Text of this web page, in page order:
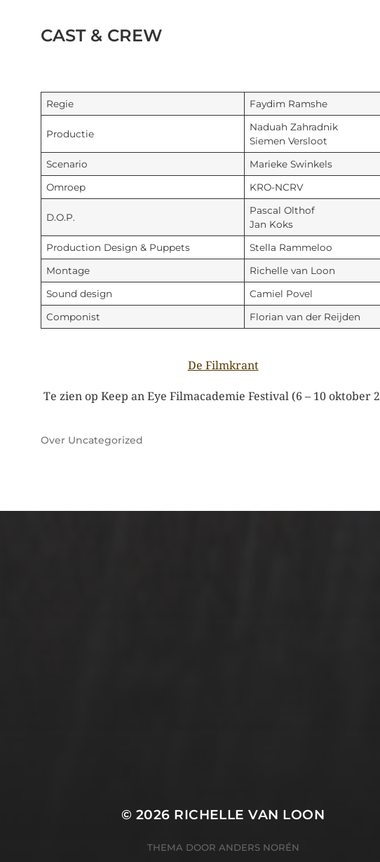
CAST & CREW
Regie Faydim Ramshe
Productie
Naduah Zahradnik
Siemen Versloot
Scenario Marieke Swinkels
Omroep KRO-NCRV
D.O.P.
Pascal Olthof
Jan Koks
Production Design & Puppets Stella Rammeloo
Montage Richelle van Loon
Sound design Camiel Povel
Componist Florian van der Reijden
De Filmkrant
Te zien op Keep an Eye Filmacademie Festival (6 – 10 oktober
Over Uncategorized
© 2026 RICHELLE VAN LOON
THEMA DOOR ANDERS NORÉN